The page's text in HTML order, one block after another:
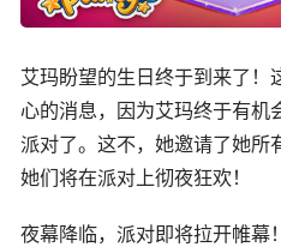
艾玛盼望的生日终于到来了！
心的消息，因为艾玛终于有机
派对了。这不，她邀请了她所
她们将在派对上彻夜狂欢！
夜幕降临，派对即将拉开帷幕